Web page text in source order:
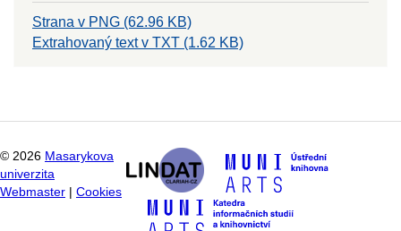
Strana v PNG (62.96 KB)
Extrahovaný text v TXT (1.62 KB)
© 2026 Masarykova
univerzita
Webmaster
Cookies